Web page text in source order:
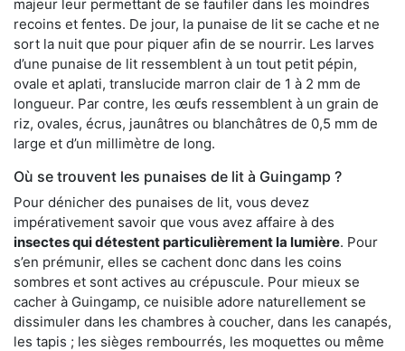
majeur leur permettant de se faufiler dans les moindres
recoins et fentes. De jour, la punaise de lit se cache et ne
sort la nuit que pour piquer afin de se nourrir. Les larves
d’une punaise de lit ressemblent à un tout petit pépin,
ovale et aplati, translucide marron clair de 1 à 2 mm de
longueur. Par contre, les œufs ressemblent à un grain de
riz, ovales, écrus, jaunâtres ou blanchâtres de 0,5 mm de
large et d’un millimètre de long.
Où se trouvent les punaises de lit à Guingamp ?
Pour dénicher des punaises de lit, vous devez
impérativement savoir que vous avez affaire à des
insectes qui détestent particulièrement la lumière. Pour
s’en prémunir, elles se cachent donc dans les coins
sombres et sont actives au crépuscule. Pour mieux se
cacher à Guingamp, ce nuisible adore naturellement se
dissimuler dans les chambres à coucher, dans les canapés,
les tapis ; les sièges rembourrés, les moquettes ou même